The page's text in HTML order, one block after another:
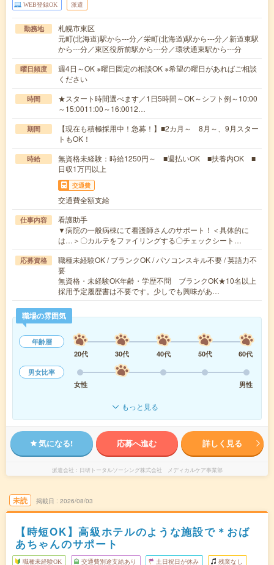
WEB登録OK 派遣
勤務地
札幌市東区
元町(北海道)駅から---分／栄町(北海道)駅から---分／新道東駅
から---分／東区役所前駅から---分／環状通東駅から---分
曜日頻度
週4日～OK ※曜日固定の相談OK ※希望の曜日があればご相談
ください
時間
★スタート時間選べます／1日5時間～OK～シフト例～10:00
～15:0011:00～16:0012…
期間
【現在も積極採用中！急募！】■2カ月～ 8月～、9月スター
トもOK！
時給
無資格未経験：時給1250円～ ■週払いOK ■扶養内OK ■
日収1万円以上
交通費
交通費全額支給
仕事内容
看護助手
▼病院の一般病棟にて看護師さんのサポート！＜具体的に
は…＞〇カルテをファイリングする〇チェックシート…
応募資格
職種未経験OK / ブランクOK / パソコンスキル不要 / 英語力不
要
無資格・未経験OK年齢・学歴不問 ブランクOK★10名以上
採用予定履歴書は不要です。少しでも興味があ…
職場の雰囲気
年齢層
20代
30代 40代 50代
60代
男女比率
女性
男性
もっと見る
気になる! 応募へ進む 詳しく見る
派遣会社 日研トータルソーシング株式会社 メディカルケア事業部
未読 掲載日 2026/08/03
【時短OK】高級ホテルのような施設で＊おば
あちゃんのサポート
職種未経験OK 交通費別途支給あり 土日祝日が休み 残業なし